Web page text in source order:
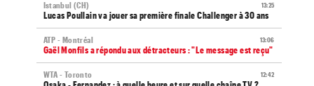
13:25
Istanbul (CH)
Lucas Poullain va jouer sa première finale Challenger à 30 ans
13:06
ATP - Montréal
Gaël Monfils a répondu aux détracteurs : "Le message est reçu"
12:42
WTA - Toronto